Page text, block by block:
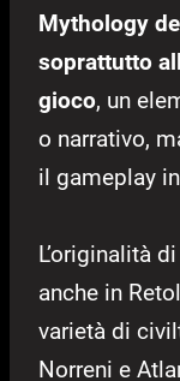
Mythology
soprattutto
gioco, un
o narrativo,
il gameplay
L’originalità
anche in
varietà di
Norreni e